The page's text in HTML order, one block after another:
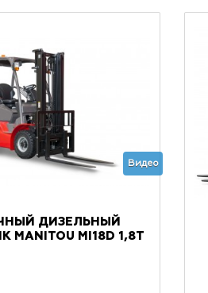
Видео
ДИЗЕЛЬНЫЙ
MANITOU MI18D 1,8Т